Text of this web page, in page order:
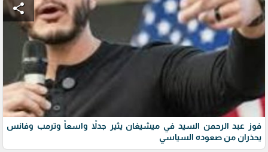
share
فوز عبد الرحمن السيد في ميشيغان يثير جدلاً واسعاً وترمب وفانس
يحذران من صعوده السياسي